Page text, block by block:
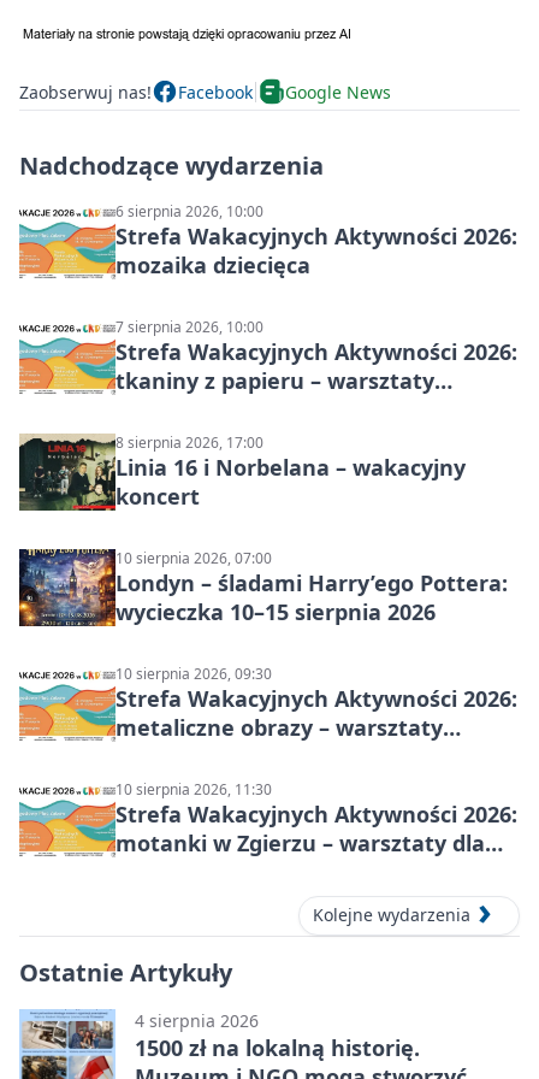
Zaobserwuj nas! Facebook Google News
Nadchodzące wydarzenia
6 sierpnia 2026, 10:00
Strefa Wakacyjnych Aktywności 2026:
mozaika dziecięca
7 sierpnia 2026, 10:00
Strefa Wakacyjnych Aktywności 2026:
tkaniny z papieru – warsztaty
8 sierpnia 2026, 17:00
Linia 16 i Norbelana – wakacyjny
koncert
10 sierpnia 2026, 07:00
Londyn – śladami Harry’ego Pottera:
wycieczka 10–15 sierpnia 2026
10 sierpnia 2026, 09:30
Strefa Wakacyjnych Aktywności 2026:
metaliczne obrazy – warsztaty
10 sierpnia 2026, 11:30
Strefa Wakacyjnych Aktywności 2026:
motanki w Zgierzu – warsztaty dla
Kolejne wydarzenia
Ostatnie Artykuły
4 sierpnia 2026
1500 zł na lokalną historię.